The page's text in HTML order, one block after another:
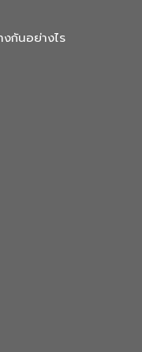
กันอย่างไร